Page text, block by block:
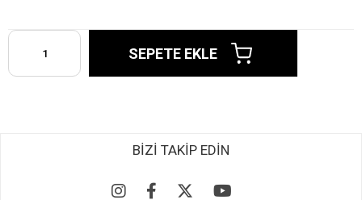
BİZİ TAKİP EDİN